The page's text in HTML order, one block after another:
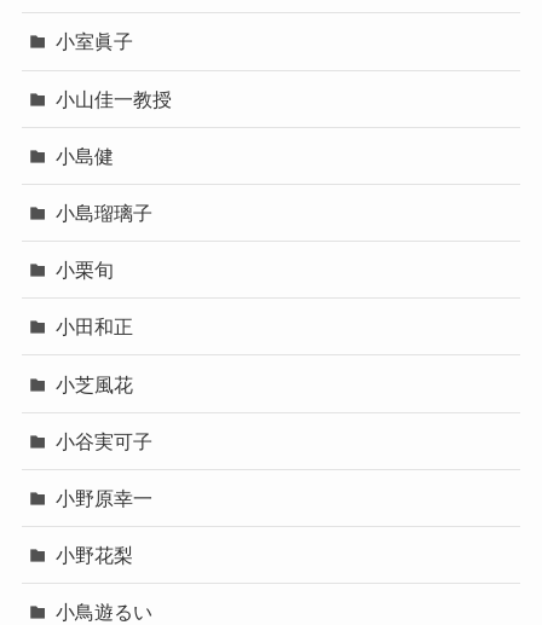
小室眞子
小山佳一教授
小島健
小島瑠璃子
小栗旬
小田和正
小芝風花
小谷実可子
小野原幸一
小野花梨
小鳥遊るい